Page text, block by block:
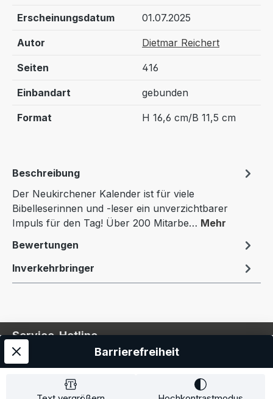
Erscheinungsdatum 01.07.2025
Autor Dietmar Reichert
Seiten 416
Einbandart gebunden
Format H 16,6 cm/B 11,5 cm
Beschreibung
Der Neukirchener Kalender ist für viele
Bibelleserinnen und -leser ein unverzichtbarer
Impuls für den Tag! Über 200 Mitarbe… Mehr
Bewertungen
Inverkehrbringer
Service-Hotline
Service
Information
Barrierefreiheit